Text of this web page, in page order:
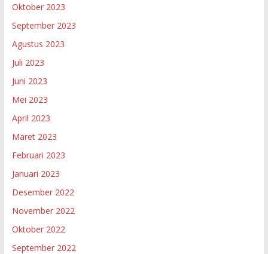
Oktober 2023
September 2023
Agustus 2023
Juli 2023
Juni 2023
Mei 2023
April 2023
Maret 2023
Februari 2023
Januari 2023
Desember 2022
November 2022
Oktober 2022
September 2022